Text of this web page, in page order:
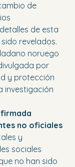
de
de esta
revelados.
noruego
por
y protección
investigación
no oficiales
y
sociales
no han sido